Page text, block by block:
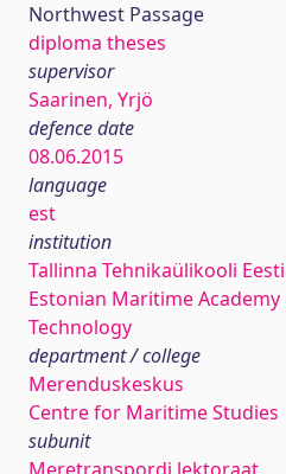
Northwest Passage
diploma theses
supervisor
Saarinen, Yrjö
defence date
08.06.2015
language
est
institution
Tallinna Tehnikaülikooli
Estonian Maritime
Technology
department / college
Merenduskeskus
Centre for Maritime Studies
subunit